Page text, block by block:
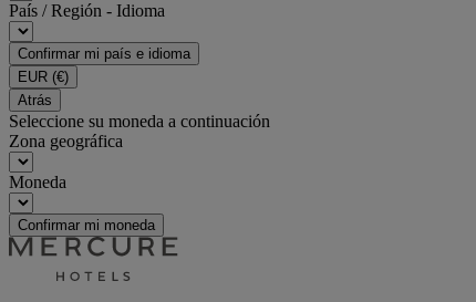
País / Región - Idioma
Confirmar mi país e idioma
EUR (€)
Atrás
Seleccione su moneda a continuación
Zona geográfica
Moneda
Confirmar mi moneda